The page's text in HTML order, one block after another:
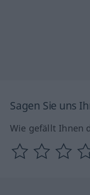
Sagen Sie uns
Wie gefällt Ihnen